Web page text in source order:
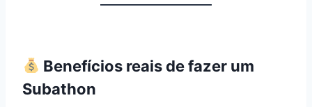
Benefícios reais de fazer um
Subathon